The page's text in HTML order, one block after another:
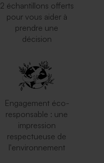
2 échantillons offerts
pour vous aider à
prendre une
décision
Engagement éco-
responsable : une
impression
respectueuse de
l'environnement